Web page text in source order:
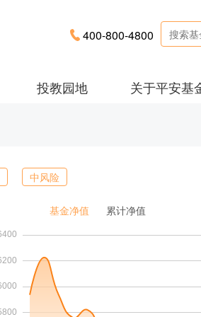
400-800-4800
投教园地 关于平安基
中风险
基金净值 累计净值